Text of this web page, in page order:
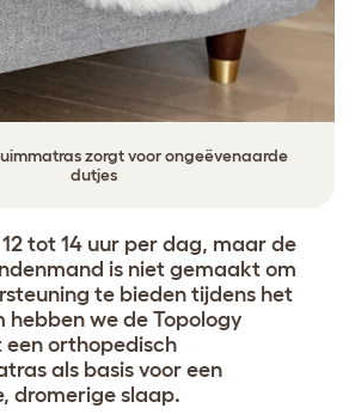
zorgt voor ongeëvenaarde
dutjes
tot 14 uur per dag, maar de
is niet gemaakt om
te bieden tijdens het
hebben we de Topology
orthopedisch
als basis voor een
dromerige slaap.